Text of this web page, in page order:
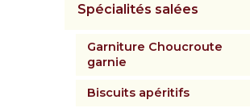
Spécialités salées
Garniture Choucroute
garnie
Biscuits apéritifs